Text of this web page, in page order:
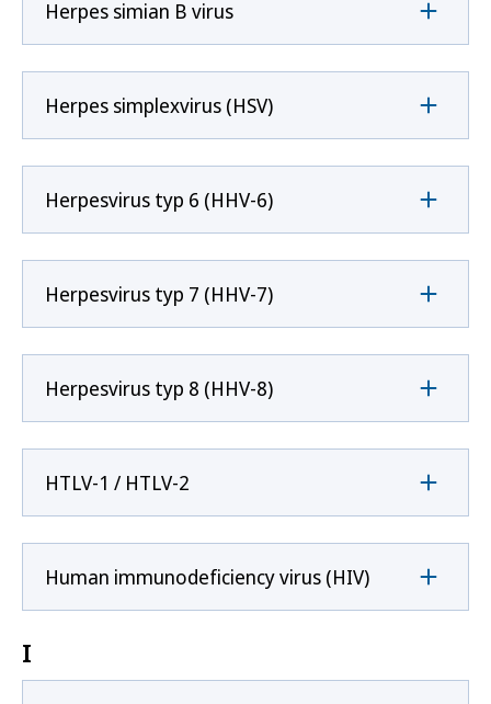
Herpes simian B virus
Herpes simplexvirus (HSV)
Herpesvirus typ 6 (HHV-6)
Herpesvirus typ 7 (HHV-7)
Herpesvirus typ 8 (HHV-8)
HTLV-1 / HTLV-2
Human immunodeficiency virus (HIV)
I